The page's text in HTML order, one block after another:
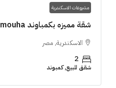
مشروعات الاسكندرية
شقة مميزه بكمباوند 129m Grand View smouha
الاسكندرية, مصر
2
شقق للبيع, كمبوند